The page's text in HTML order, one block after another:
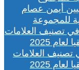
أيمن عصام
للمجموعة
مركزًا في تصنيف العلامات
2025